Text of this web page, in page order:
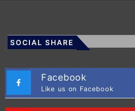
SOCIAL SHARE
Facebook
Like us on Facebook